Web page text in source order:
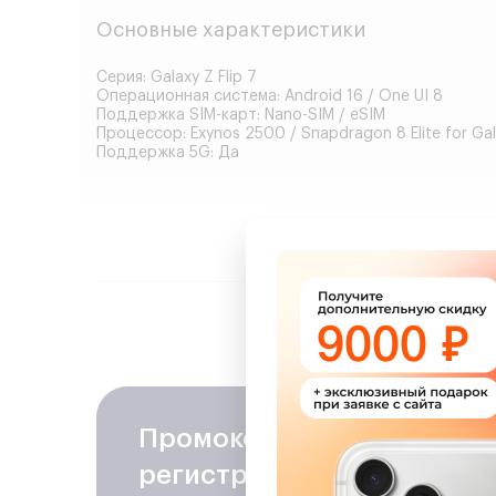
Основные характеристики
Серия: Galaxy Z Flip 7
Операционная система: Android 16 / One UI 8
Поддержка SIM-карт: Nano-SIM / eSIM
Процессор: Exynos 2500 / Snapdragon 8 Elite for
Поддержка 5G: Да
256 ГБ / 512 ГБ
Тип корпуса:
Материал корпуса:стекло / Armor Aluminum
Защита от воды:IP48
Цвета корпуса:Jet Black, Blue Shadow, Coral Red,
Промокод на скидку −
регистрацию в